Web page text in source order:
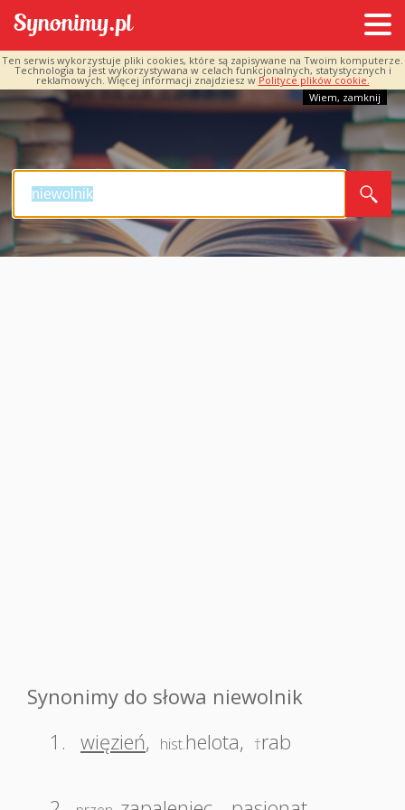
Ten serwis wykorzystuje pliki cookies, które są zapisywane na Twoim komputerze.
Technologia ta jest wykorzystywana w celach funkcjonalnych, statystycznych i
reklamowych. Więcej informacji znajdziesz w Polityce plików cookie.
Wiem, zamknij
Synonimy do słowa niewolnik
1. więzień, hist.helota, †rab